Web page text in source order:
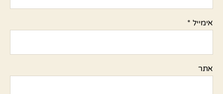
אימייל *
אתר